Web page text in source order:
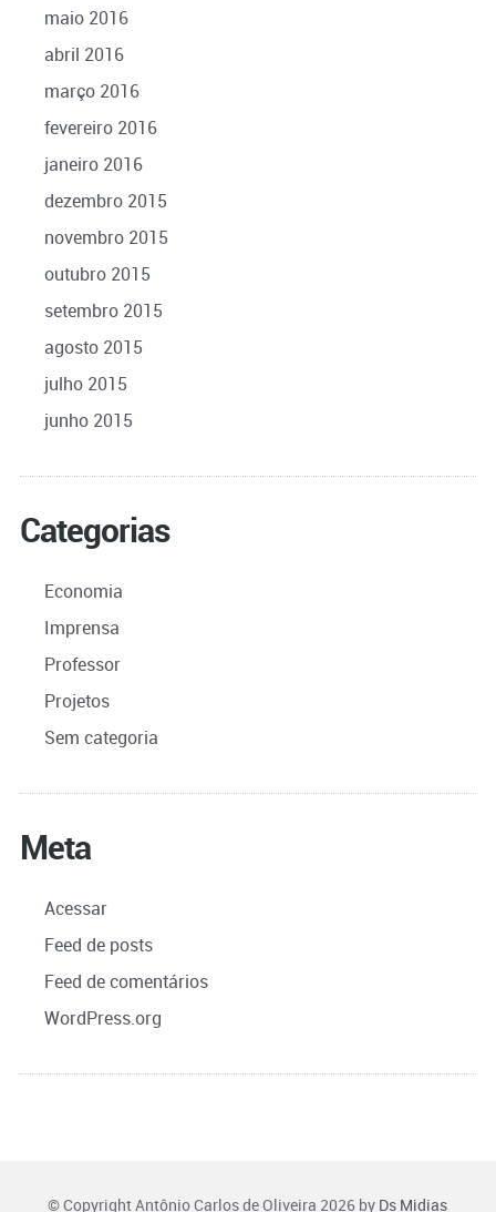
maio 2016
abril 2016
março 2016
fevereiro 2016
janeiro 2016
dezembro 2015
novembro 2015
outubro 2015
setembro 2015
agosto 2015
julho 2015
junho 2015
Categorias
Economia
Imprensa
Professor
Projetos
Sem categoria
Meta
Acessar
Feed de posts
Feed de comentários
WordPress.org
© Copyright Antônio Carlos de Oliveira 2026 by Ds Midias